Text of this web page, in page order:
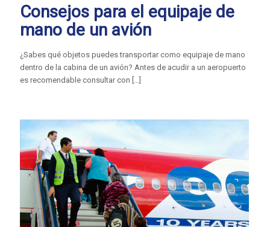
Consejos para el equipaje de
mano de un avión
¿Sabes qué objetos puedes transportar como equipaje de mano
dentro de la cabina de un avión? Antes de acudir a un aeropuerto
es recomendable consultar con […]